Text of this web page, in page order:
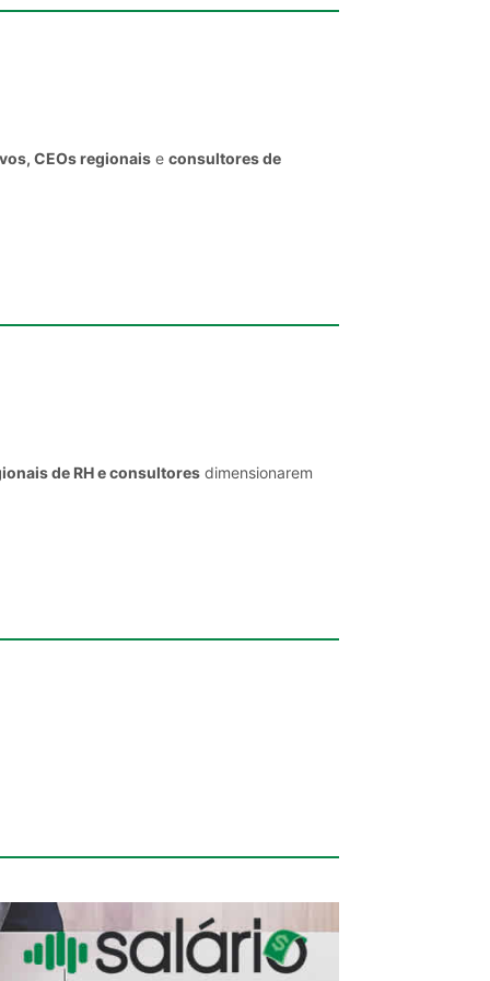
CEOs regionais e consultores de
de RH e consultores dimensionarem